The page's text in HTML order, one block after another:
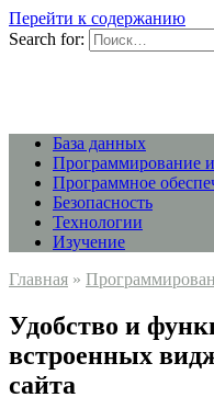
Перейти к содержанию
Search for:
База данных
Программирование и
Программное
Безопасность
Технологии
Изучение
Главная »
Удобство и
встроенных
сайта